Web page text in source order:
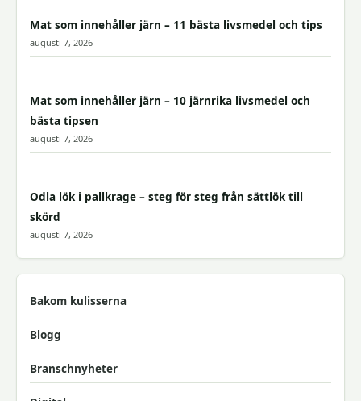
Mat som innehåller järn – 11 bästa livsmedel och tips
augusti 7, 2026
Mat som innehåller järn – 10 järnrika livsmedel och
bästa tipsen
augusti 7, 2026
Odla lök i pallkrage – steg för steg från sättlök till
skörd
augusti 7, 2026
Bakom kulisserna
Blogg
Branschnyheter